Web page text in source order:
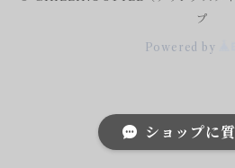
プ
Powered by
ショップに